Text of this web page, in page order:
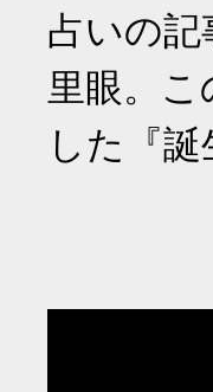
占いの
里眼。
した『